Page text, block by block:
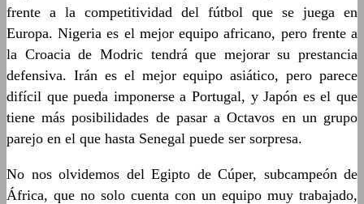
frente a la competitividad del fútbol que se juega en
Europa. Nigeria es el mejor equipo africano, pero frente a
la Croacia de Modric tendrá que mejorar su prestancia
defensiva. Irán es el mejor equipo asiático, pero parece
difícil que pueda imponerse a Portugal, y Japón es el que
tiene más posibilidades de pasar a Octavos en un grupo
parejo en el que hasta Senegal puede ser sorpresa.
No nos olvidemos del Egipto de Cúper, subcampeón de
África, que no solo cuenta con un equipo muy trabajado,